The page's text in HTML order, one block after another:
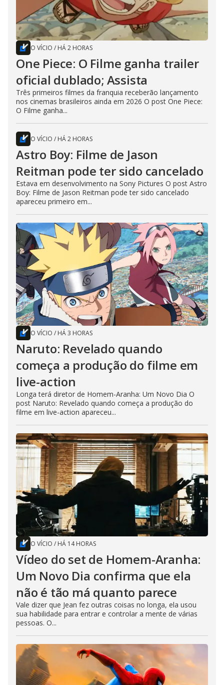
O VÍCIO / HÁ 2 HORAS
One Piece: O Filme ganha trailer
oficial dublado; Assista
Três primeiros filmes da franquia receberão lançamento
nos cinemas brasileiros ainda em 2026 O post One Piece:
O Filme ganha...
O VÍCIO / HÁ 2 HORAS
Astro Boy: Filme de Jason
Reitman pode ter sido cancelado
Estava em desenvolvimento na Sony Pictures O post Astro
Boy: Filme de Jason Reitman pode ter sido cancelado
apareceu primeiro em...
O VÍCIO / HÁ 3 HORAS
Naruto: Revelado quando
começa a produção do filme em
live-action
Longa terá diretor de Homem-Aranha: Um Novo Dia O
post Naruto: Revelado quando começa a produção do
filme em live-action apareceu...
O VÍCIO / HÁ 14 HORAS
Vídeo do set de Homem-Aranha:
Um Novo Dia confirma que ela
não é tão má quanto parece
Vale dizer que Jean fez outras coisas no longa, ela usou
sua habilidade para entrar e controlar a mente de várias
pessoas. O...